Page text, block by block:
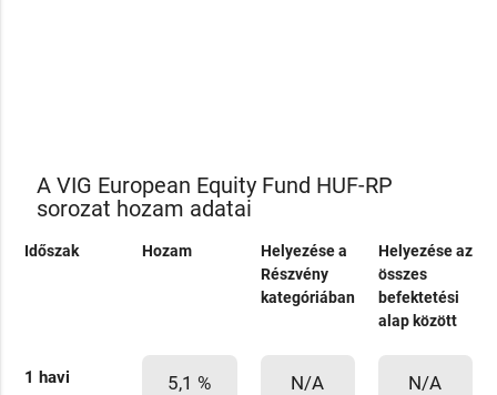
A VIG European Equity Fund HUF-RP
sorozat hozam adatai
Időszak Hozam
Helyezése a
Részvény
kategóriában
Helyezése az
összes
befektetési
alap között
1 havi 5,1 % N/A N/A